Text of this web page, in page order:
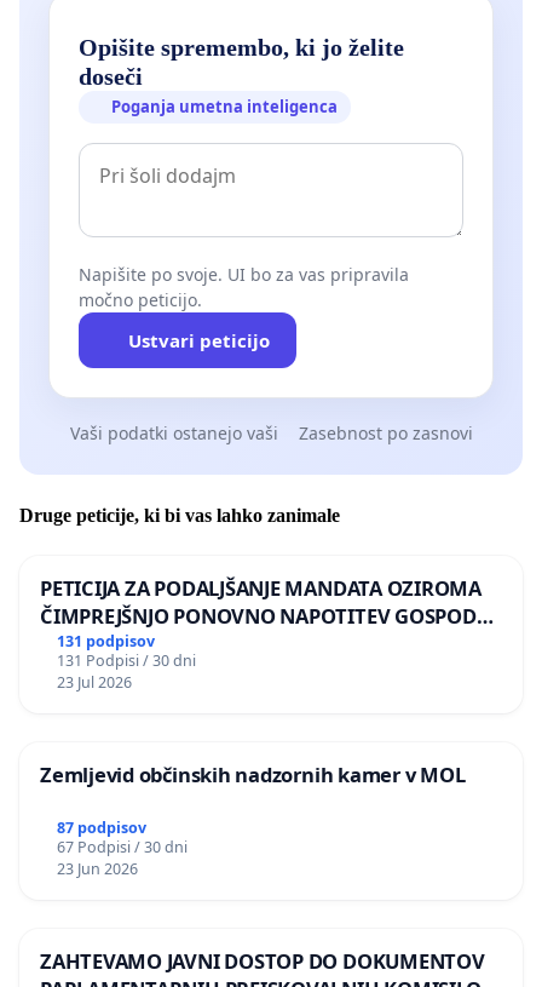
Opišite spremembo, ki jo želite
doseči
Poganja umetna inteligenca
Napišite po svoje. UI bo za vas pripravila
močno peticijo.
Ustvari peticijo
Vaši podatki ostanejo vaši Zasebnost po zasnovi
Druge peticije, ki bi vas lahko zanimale
PETICIJA ZA PODALJŠANJE MANDATA OZIROMA
ČIMPREJŠNJO PONOVNO NAPOTITEV GOSPODA
BERNARDA ŠRAJNERJA NA VELEPOSLANIŠTVO
REPUBLIKE SLOVENIJE V MOSKVI
131 podpisov
131 Podpisi / 30 dni
23 Jul 2026
Zemljevid občinskih nadzornih kamer v MOL
87 podpisov
67 Podpisi / 30 dni
23 Jun 2026
ZAHTEVAMO JAVNI DOSTOP DO DOKUMENTOV